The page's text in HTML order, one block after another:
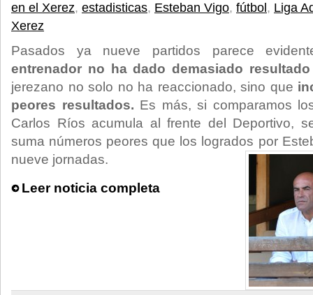
en el Xerez, estadisticas, Esteban Vigo, fútbol , Liga
Xerez
Pasados ya nueve partidos parece
entrenador no ha dado demasiado
jerezano no solo no ha reaccionado, sino que
peores resultados. Es más, si comparamos
Carlos Ríos acumula al frente del Deportivo,
suma números peores que los logrados por
nueve jornadas.
Leer noticia completa